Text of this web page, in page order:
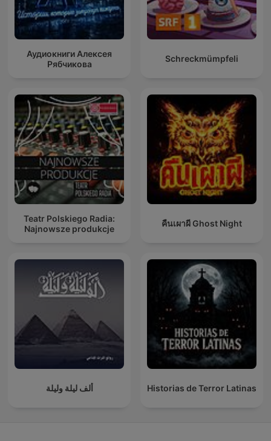
Аудиокниги Алексея
Рябчикова
Schreckmümpfeli
Teatr Polskiego Radia:
Najnowsze produkcje
คืนเผาผี Ghost Night
ألف ليلة وليلة Historias de Terror Latinas